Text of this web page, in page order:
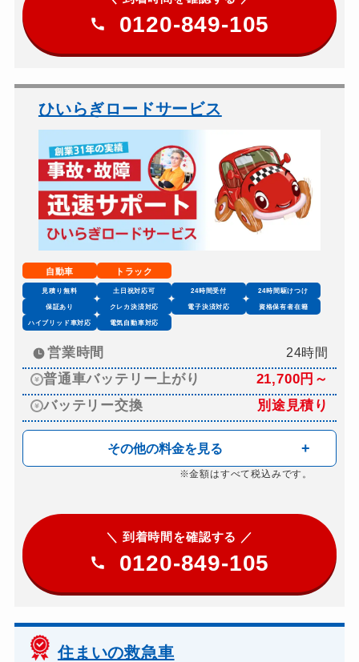
0120-849-105
ひいらぎロードサービス
自動車 トラック
見積り無料 土日祝対応可 24時間受付 24時間駆けつけ
保証あり クレカ決済対応 電子決済対応 資格保有者在籍
ハイブリッド車対応 電気自動車対応
営業時間 24時間
普通車バッテリー上がり
21,700円～
バッテリー交換
別途見積り
その他の料金を見る
※金額はすべて税込みです。
＼ 到着時間を確認する ／
0120-849-105
住まいの救急車